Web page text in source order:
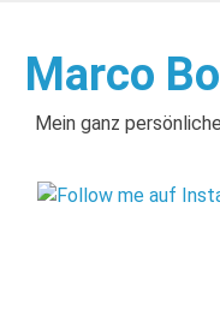
springen
Marco
Mein ganz